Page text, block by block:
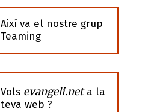
Així va el nostre grup
Teaming
Vols evangeli.neta la
teva web ?